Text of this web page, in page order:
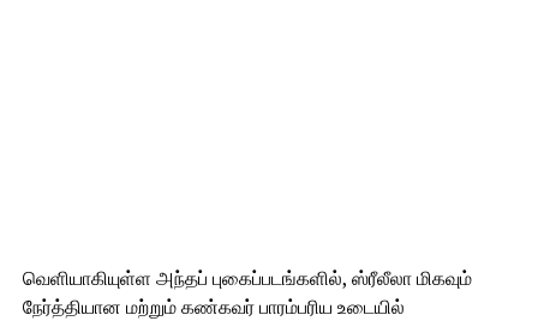
வெளியாகியுள்ள அந்தப் புகைப்படங்களில், ஸ்ரீலீலா மிகவும்
நேர்த்தியான மற்றும் கண்கவர் பாரம்பரிய உடையில்